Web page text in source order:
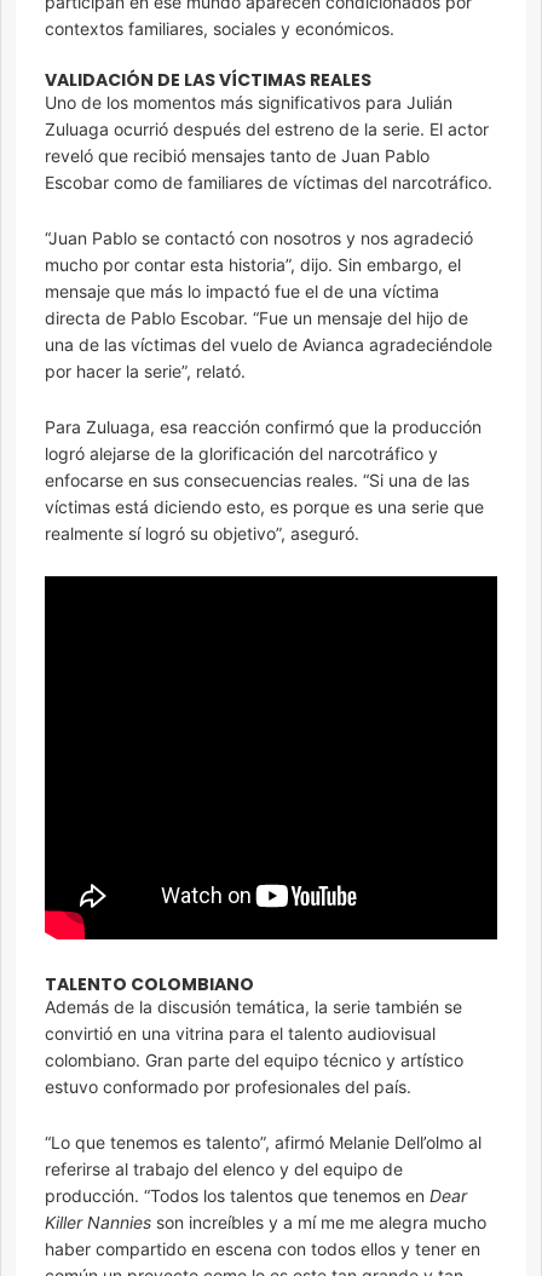
contextos familiares, sociales y económicos.
VALIDACIÓN DE LAS VÍCTIMAS REALES
Uno de los momentos más significativos para Julián
Zuluaga ocurrió después del estreno de la serie. El actor
reveló que recibió mensajes tanto de Juan Pablo
Escobar como de familiares de víctimas del narcotráfico.
“Juan Pablo se contactó con nosotros y nos agradeció
mucho por contar esta historia”, dijo. Sin embargo, el
mensaje que más lo impactó fue el de una víctima
directa de Pablo Escobar. “Fue un mensaje del hijo de
una de las víctimas del vuelo de Avianca agradeciéndole
por hacer la serie”, relató.
Para Zuluaga, esa reacción confirmó que la producción
logró alejarse de la glorificación del narcotráfico y
enfocarse en sus consecuencias reales. “Si una de las
víctimas está diciendo esto, es porque es una serie que
realmente sí logró su objetivo”, aseguró.
TALENTO COLOMBIANO
Además de la discusión temática, la serie también se
convirtió en una vitrina para el talento audiovisual
colombiano. Gran parte del equipo técnico y artístico
estuvo conformado por profesionales del país.
“Lo que tenemos es talento”, afirmó Melanie Dell’olmo al
referirse al trabajo del elenco y del equipo de
producción. “Todos los talentos que tenemos en Dear
Killer Nannies son increíbles y a mí me me alegra mucho
haber compartido en escena con todos ellos y tener en